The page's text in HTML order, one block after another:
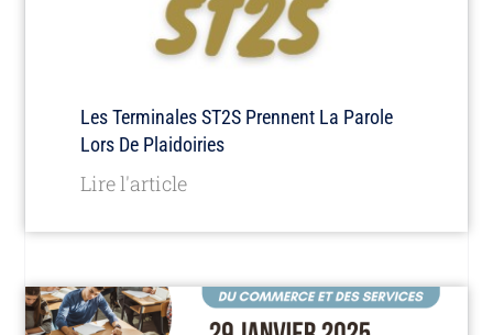
Les Terminales ST2S Prennent La Parole
Lors De Plaidoiries
Lire l'article